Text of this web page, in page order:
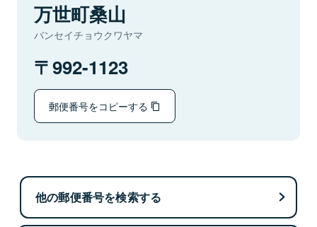
万世町桑山
バンセイチョウクワヤマ
992-1123
郵便番号をコピーする
他の郵便番号を検索する